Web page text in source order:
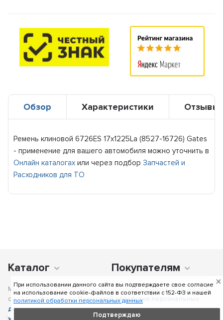
При использовании данного сайта вы подтверждаете свое согласие
на использование cookie-файлов в соответствии c 152-ФЗ и нашей
политикой обработки персональных данных
Подтверждаю
Обзор Характеристики Отзывы
Ремень клиновой 6726ES 17x1225La (8527-16726) Gates
- применение для вашего автомобиля можно уточнить в
Онлайн каталогах или через подбор Запчастей и
Расходников для ТО
Каталог Покупателям
Мы получаем и обрабатываем персональные данные посетителей
сайта в соответствии с Политикой обработки персональных
данных, в том числе с использованием сервиса аналитики